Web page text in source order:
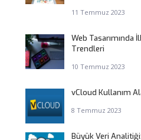
11 Temmuz 2023
Web Tasarımında
Trendleri
10 Temmuz 2023
vCloud Kullanım
8 Temmuz 2023
Büyük Veri